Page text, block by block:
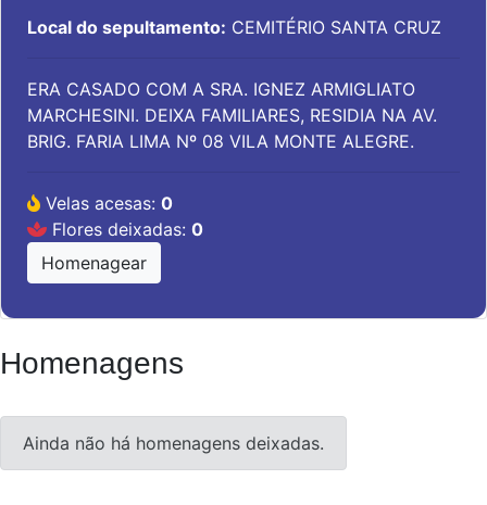
Local do sepultamento: CEMITÉRIO SANTA CRUZ
ERA CASADO COM A SRA. IGNEZ ARMIGLIATO
MARCHESINI. DEIXA FAMILIARES, RESIDIA NA AV.
BRIG. FARIA LIMA Nº 08 VILA MONTE ALEGRE.
Velas acesas: 0
Flores deixadas: 0
Homenagear
Homenagens
Ainda não há homenagens deixadas.